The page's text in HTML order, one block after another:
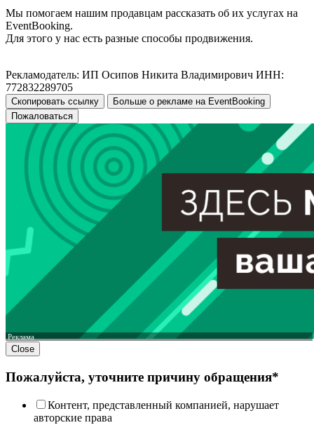
Мы помогаем нашим продавцам рассказать об их услугах на
EventBooking.
Для этого у нас есть разные способы продвижения.
Рекламодатель: ИП Осипов Никита Владимирович ИНН:
772832289705
Скопировать ссылку
Больше о рекламе на EventBooking
Пожаловаться
Реклама
Close
Пожалуйста, уточните причину обращения*
Контент, представленный компанией, нарушает
авторские права